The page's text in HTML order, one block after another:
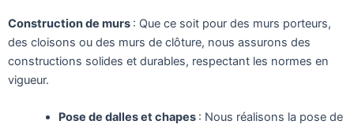
Construction de murs : Que ce soit pour des murs porteurs,
des cloisons ou des murs de clôture, nous assurons des
constructions solides et durables, respectant les normes en
vigueur.
Pose de dalles et chapes : Nous réalisons la pose de